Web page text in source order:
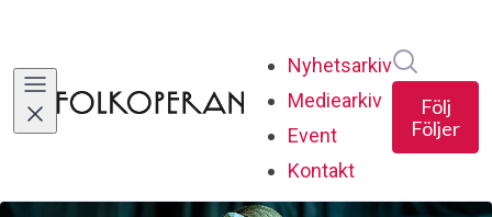
Nyhetsarkiv
Mediearkiv
Event
Kontakt
Följ
Följer